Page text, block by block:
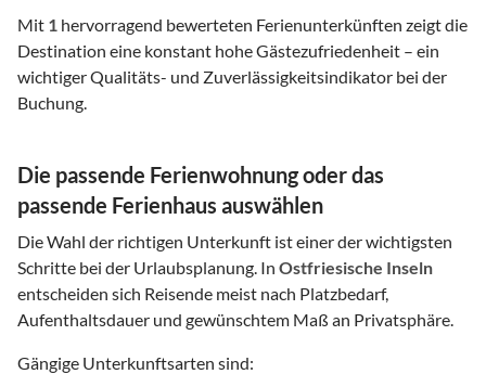
Mit 1 hervorragend bewerteten Ferienunterkünften zeigt die
Destination eine konstant hohe Gästezufriedenheit – ein
wichtiger Qualitäts- und Zuverlässigkeitsindikator bei der
Buchung.
Die passende Ferienwohnung oder das
passende Ferienhaus auswählen
Die Wahl der richtigen Unterkunft ist einer der wichtigsten
Schritte bei der Urlaubsplanung. In Ostfriesische Inseln
entscheiden sich Reisende meist nach Platzbedarf,
Aufenthaltsdauer und gewünschtem Maß an Privatsphäre.
Gängige Unterkunftsarten sind: